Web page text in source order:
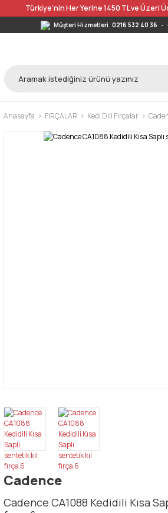
Türkiye’nin Her Yerine 1450 TL ve Üzeri
Müşteri Hizmetleri 0216 532 40 36 -
Anasayfa FIRÇALAR Kedi Dili Fırçalar
Cadence
Cadence CA1088 Kedidili Kısa